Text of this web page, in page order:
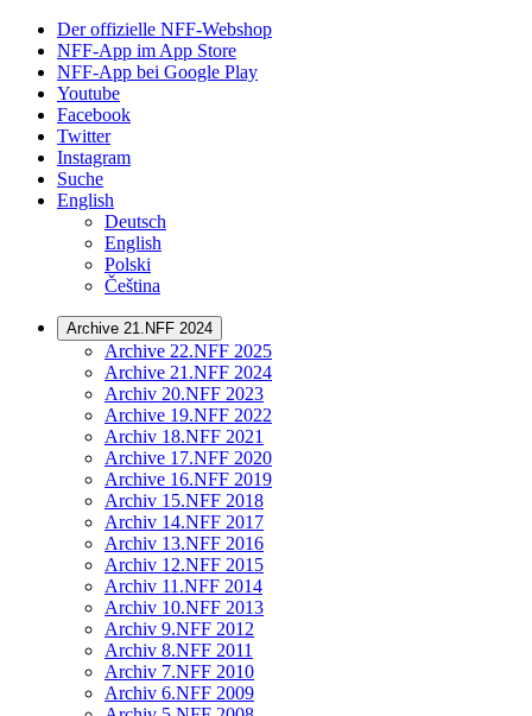
Der offizielle NFF-Webshop
NFF-App im App Store
NFF-App bei Google Play
Youtube
Facebook
Twitter
Instagram
Suche
English
Deutsch
English
Polski
Čeština
Archive 21.NFF 2024
Archive 22.NFF 2025
Archive 21.NFF 2024
Archiv 20.NFF 2023
Archive 19.NFF 2022
Archiv 18.NFF 2021
Archive 17.NFF 2020
Archive 16.NFF 2019
Archiv 15.NFF 2018
Archiv 14.NFF 2017
Archiv 13.NFF 2016
Archiv 12.NFF 2015
Archiv 11.NFF 2014
Archiv 10.NFF 2013
Archiv 9.NFF 2012
Archiv 8.NFF 2011
Archiv 7.NFF 2010
Archiv 6.NFF 2009